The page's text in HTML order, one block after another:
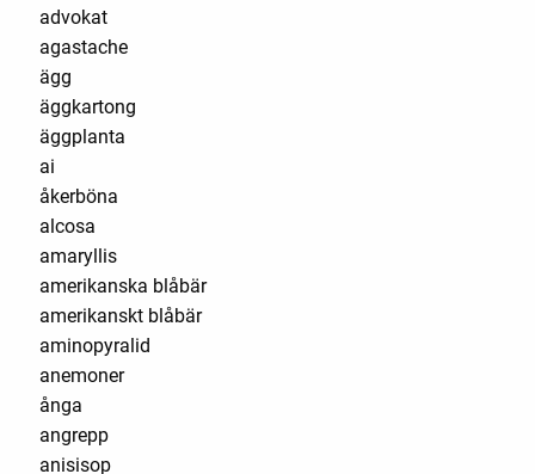
advokat
agastache
ägg
äggkartong
äggplanta
ai
åkerböna
alcosa
amaryllis
amerikanska blåbär
amerikanskt blåbär
aminopyralid
anemoner
ånga
angrepp
anisisop